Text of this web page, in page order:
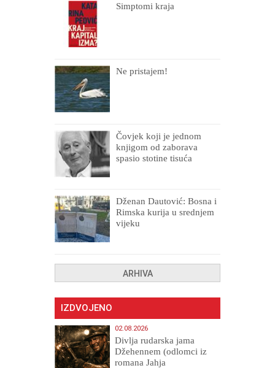
Simptomi kraja
Ne pristajem!
Čovjek koji je jednom
knjigom od zaborava
spasio stotine tisuća
Dženan Dautović: Bosna i
Rimska kurija u srednjem
vijeku
ARHIVA
IZDVOJENO
02.08.2026
Divlja rudarska jama
Džehennem (odlomci iz
romana Jahja